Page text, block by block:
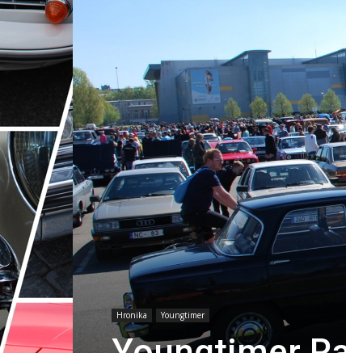
Hronika Youngtimer